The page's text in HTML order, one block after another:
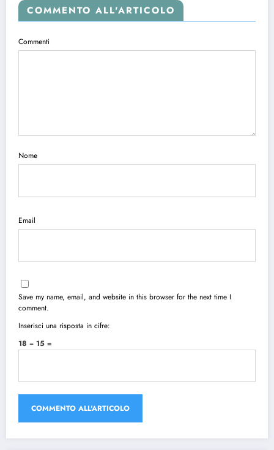
COMMENTO ALL'ARTICOLO
Commenti
Nome
Email
Save my name, email, and website in this browser for the next time I
comment.
Inserisci una risposta in cifre:
18 − 15 =